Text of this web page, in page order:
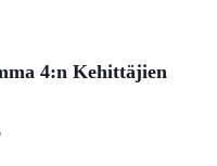
4:n Kehittäjien